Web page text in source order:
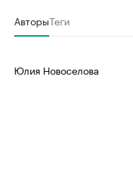
АвторыТеги
Юлия Новоселова